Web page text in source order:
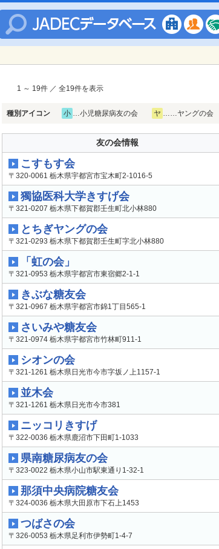
1 ～ 19件 ／ 全19件を表示
種別アイコン 小 …小児糖尿病友の会 ヤ ……ヤングの会
友の会情報
こすもす会
〒320-0061 栃木県宇都宮市宝木町2-1016-5
獨協医科大学きすげ会
〒321-0207 栃木県下都賀郡壬生町北小林880
とちぎヤングの会
〒321-0293 栃木県下都賀郡壬生町字北小林880
「虹の会」
〒321-0953 栃木県宇都宮市東宿郷2-1-1
きぶな糖友会
〒321-0967 栃木県宇都宮市錦1丁目565-1
さいみや糖友会
〒321-0974 栃木県宇都宮市竹林町911-1
シオンの会
〒321-1261 栃木県日光市今市字坂ノ上1157-1
並木会
〒321-1261 栃木県日光市今市381
ニッコリきすげ
〒322-0036 栃木県鹿沼市下田町1-1033
県南糖尿病友の会
〒323-0022 栃木県小山市駅東通り1-32-1
那須中央病院糖友会
〒324-0036 栃木県大田原市下石上1453
つばさの会
〒326-0053 栃木県足利市伊勢町1-4-7